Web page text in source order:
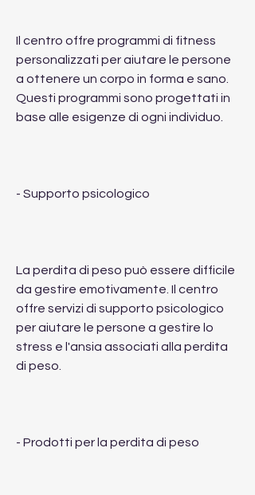
Il centro offre programmi di fitness
personalizzati per aiutare le persone
a ottenere un corpo in forma e sano.
Questi programmi sono progettati in
base alle esigenze di ogni individuo.
- Supporto psicologico
La perdita di peso può essere difficile
da gestire emotivamente. Il centro
offre servizi di supporto psicologico
per aiutare le persone a gestire lo
stress e l'ansia associati alla perdita
di peso.
- Prodotti per la perdita di peso